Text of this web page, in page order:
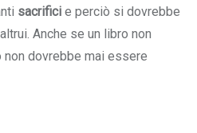
sacrifici e perciò si dovrebbe
Anche se un libro non
dovrebbe mai essere